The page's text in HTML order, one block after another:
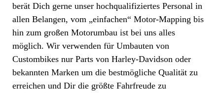
berät Dich gerne unser hochqualifiziertes Personal in
allen Belangen, vom „einfachen“ Motor-Mapping bis
hin zum großen Motorumbau ist bei uns alles
möglich. Wir verwenden für Umbauten von
Custombikes nur Parts von Harley-Davidson oder
bekannten Marken um die bestmögliche Qualität zu
erreichen und Dir die größte Fahrfreude zu